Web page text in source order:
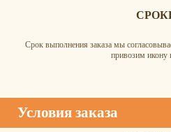
Срок выполнения заказа мы
привозим икону
Условия заказа